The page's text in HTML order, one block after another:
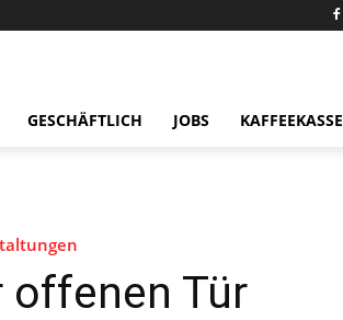
GESCHÄFTLICH JOBS KAFFEEKASSE
offenen Tür